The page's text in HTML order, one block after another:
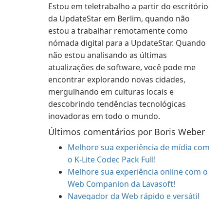
Estou em teletrabalho a partir do escritório
da UpdateStar em Berlim, quando não
estou a trabalhar remotamente como
nómada digital para a UpdateStar. Quando
não estou analisando as últimas
atualizações de software, você pode me
encontrar explorando novas cidades,
mergulhando em culturas locais e
descobrindo tendências tecnológicas
inovadoras em todo o mundo.
Últimos comentários por Boris Weber
Melhore sua experiência de mídia com
o K-Lite Codec Pack Full!
Melhore sua experiência online com o
Web Companion da Lavasoft!
Navegador da Web rápido e versátil